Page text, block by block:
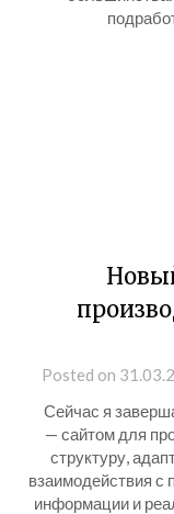
Posted on
Сейчас я
— сайтом для
структуру,
взаимодействия с
информации и